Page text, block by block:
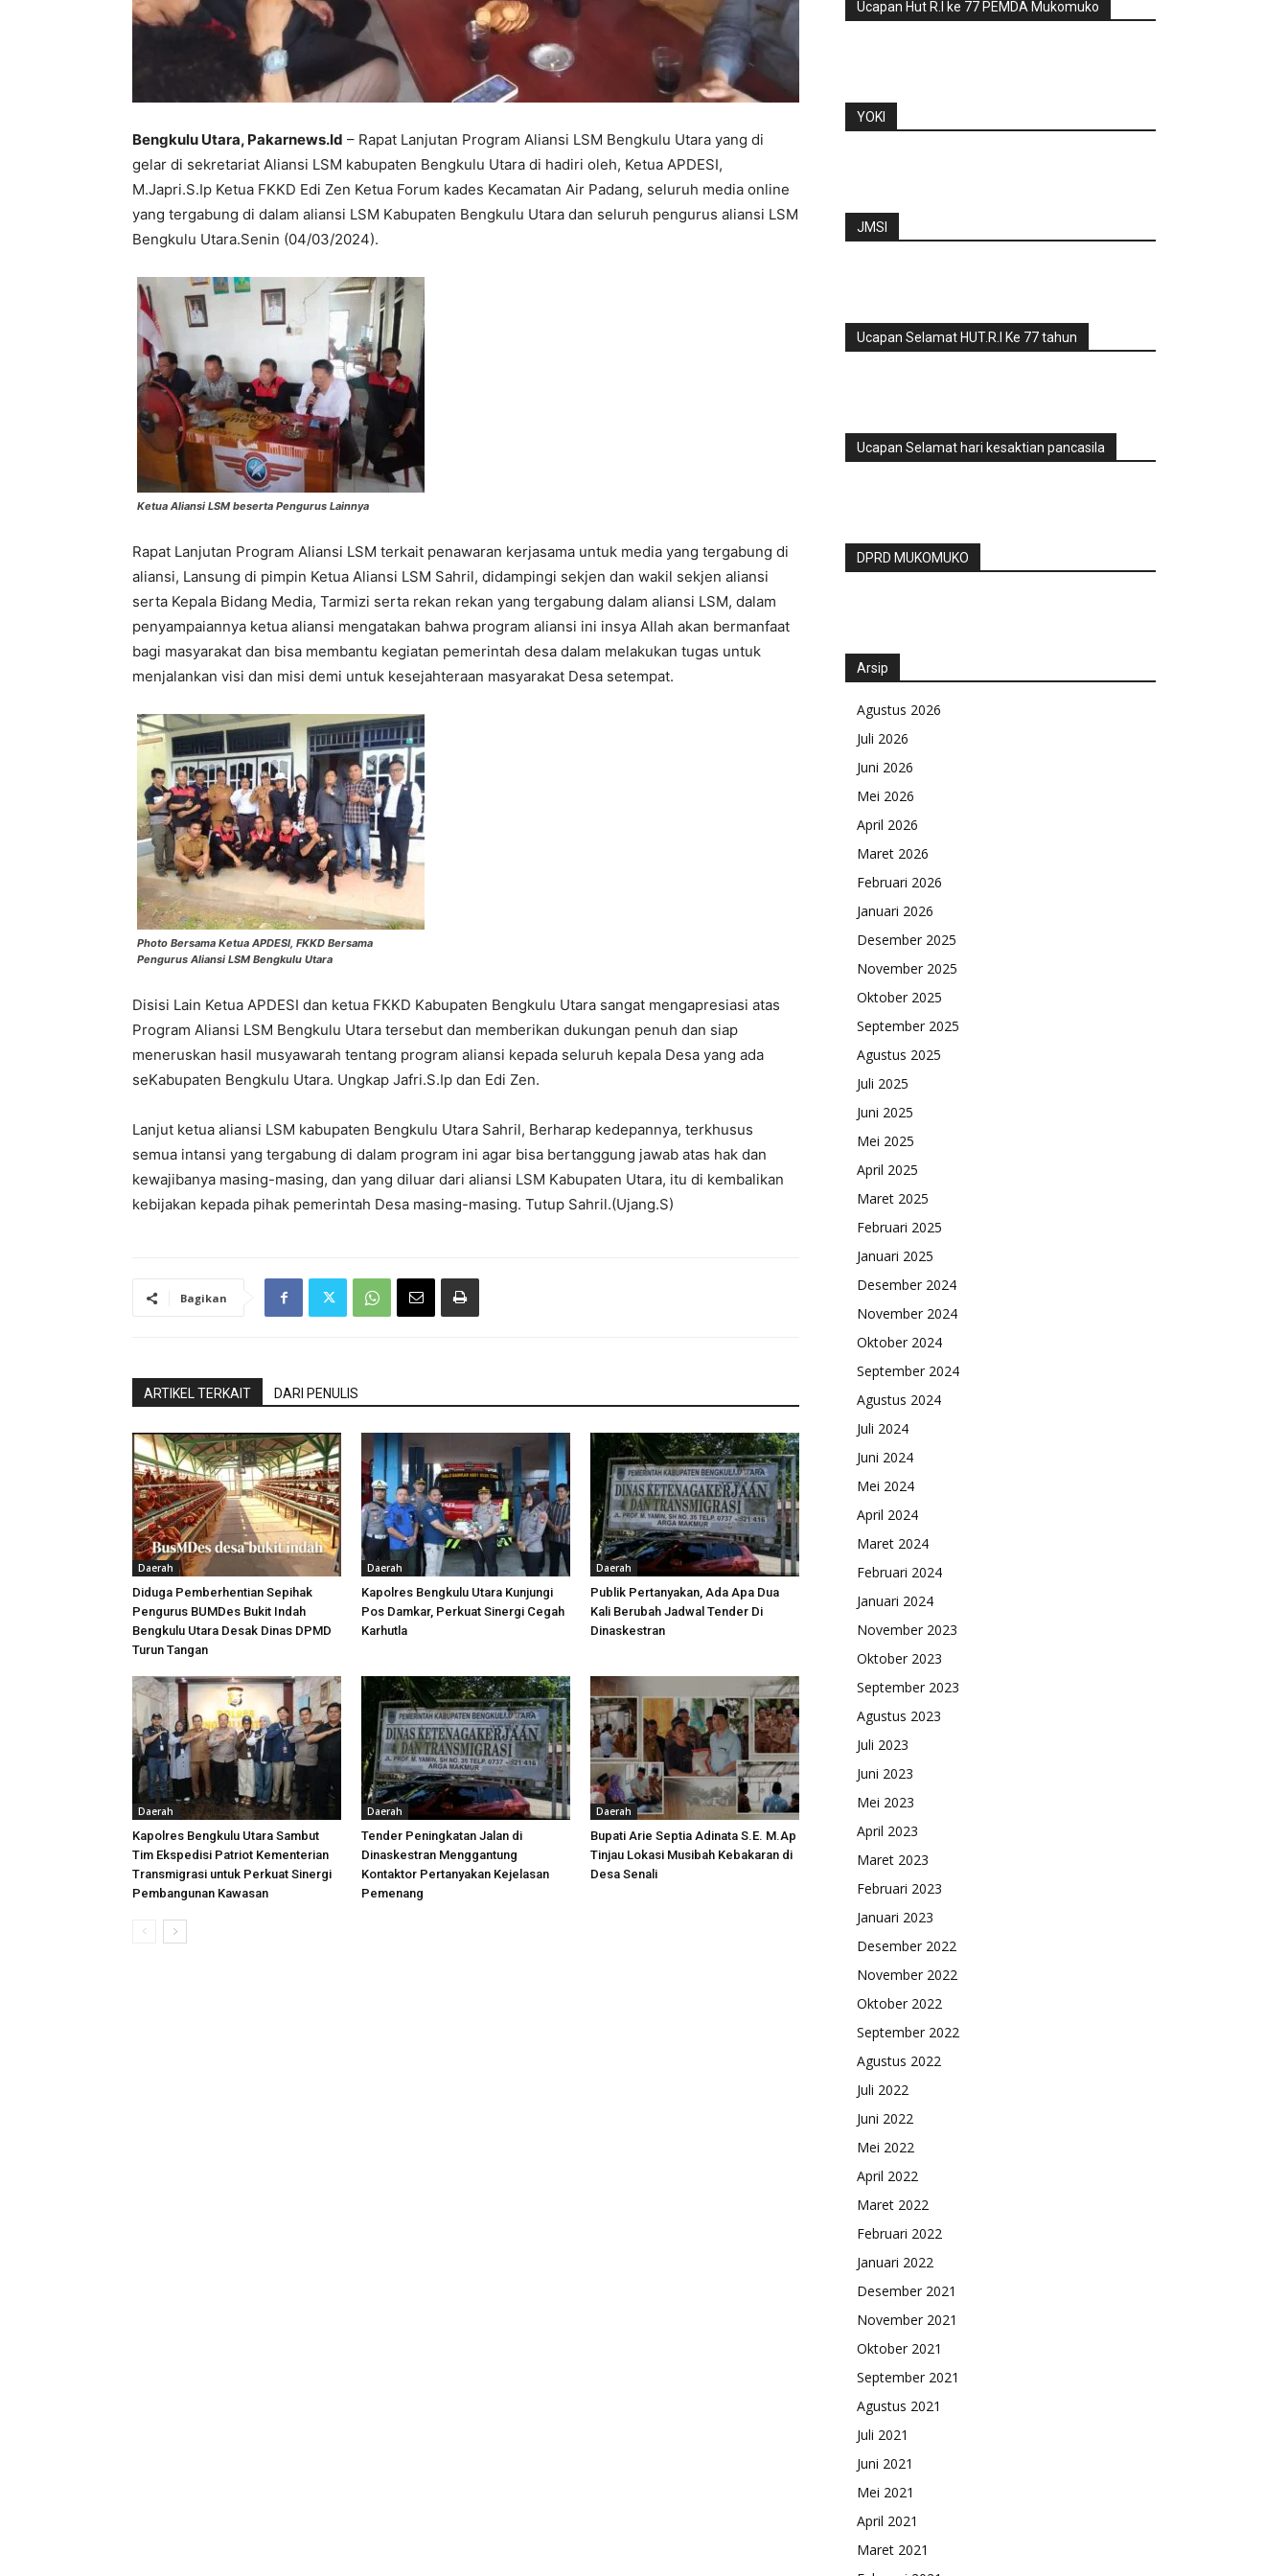
Bengkulu Utara, Pakarnews.Id – Rapat Lanjutan Program Aliansi LSM Bengkulu Utara yang di
gelar di sekretariat Aliansi LSM kabupaten Bengkulu Utara di hadiri oleh, Ketua APDESI,
M.Japri.S.Ip Ketua FKKD Edi Zen Ketua Forum kades Kecamatan Air Padang, seluruh media online
yang tergabung di dalam aliansi LSM Kabupaten Bengkulu Utara dan seluruh pengurus aliansi LSM
Bengkulu Utara.Senin (04/03/2024).
Ketua Aliansi LSM beserta Pengurus Lainnya
Rapat Lanjutan Program Aliansi LSM terkait penawaran kerjasama untuk media yang tergabung di
aliansi, Lansung di pimpin Ketua Aliansi LSM Sahril, didampingi sekjen dan wakil sekjen aliansi
serta Kepala Bidang Media, Tarmizi serta rekan rekan yang tergabung dalam aliansi LSM, dalam
penyampaiannya ketua aliansi mengatakan bahwa program aliansi ini insya Allah akan bermanfaat
bagi masyarakat dan bisa membantu kegiatan pemerintah desa dalam melakukan tugas untuk
menjalankan visi dan misi demi untuk kesejahteraan masyarakat Desa setempat.
Photo Bersama Ketua APDESI, FKKD Bersama
Pengurus Aliansi LSM Bengkulu Utara
Disisi Lain Ketua APDESI dan ketua FKKD Kabupaten Bengkulu Utara sangat mengapresiasi atas
Program Aliansi LSM Bengkulu Utara tersebut dan memberikan dukungan penuh dan siap
meneruskan hasil musyawarah tentang program aliansi kepada seluruh kepala Desa yang ada
seKabupaten Bengkulu Utara. Ungkap Jafri.S.Ip dan Edi Zen.
Lanjut ketua aliansi LSM kabupaten Bengkulu Utara Sahril, Berharap kedepannya, terkhusus
semua intansi yang tergabung di dalam program ini agar bisa bertanggung jawab atas hak dan
kewajibanya masing-masing, dan yang diluar dari aliansi LSM Kabupaten Utara, itu di kembalikan
kebijakan kepada pihak pemerintah Desa masing-masing. Tutup Sahril.(Ujang.S)
Bagikan
ARTIKEL TERKAIT DARI PENULIS
Daerah
Diduga Pemberhentian Sepihak
Pengurus BUMDes Bukit Indah
Bengkulu Utara Desak Dinas DPMD
Turun Tangan
Daerah
Kapolres Bengkulu Utara Kunjungi
Pos Damkar, Perkuat Sinergi Cegah
Karhutla
Daerah
Publik Pertanyakan, Ada Apa Dua
Kali Berubah Jadwal Tender Di
Dinaskestran
Daerah
Kapolres Bengkulu Utara Sambut
Tim Ekspedisi Patriot Kementerian
Transmigrasi untuk Perkuat Sinergi
Pembangunan Kawasan
Daerah
Tender Peningkatan Jalan di
Dinaskestran Menggantung
Kontaktor Pertanyakan Kejelasan
Pemenang
Daerah
Bupati Arie Septia Adinata S.E. M.Ap
Tinjau Lokasi Musibah Kebakaran di
Desa Senali
Ucapan Hut R.I ke 77 PEMDA Mukomuko
YOKI
JMSI
Ucapan Selamat HUT.R.I Ke 77 tahun
Ucapan Selamat hari kesaktian pancasila
DPRD MUKOMUKO
Arsip
Agustus 2026
Juli 2026
Juni 2026
Mei 2026
April 2026
Maret 2026
Februari 2026
Januari 2026
Desember 2025
November 2025
Oktober 2025
September 2025
Agustus 2025
Juli 2025
Juni 2025
Mei 2025
April 2025
Maret 2025
Februari 2025
Januari 2025
Desember 2024
November 2024
Oktober 2024
September 2024
Agustus 2024
Juli 2024
Juni 2024
Mei 2024
April 2024
Maret 2024
Februari 2024
Januari 2024
November 2023
Oktober 2023
September 2023
Agustus 2023
Juli 2023
Juni 2023
Mei 2023
April 2023
Maret 2023
Februari 2023
Januari 2023
Desember 2022
November 2022
Oktober 2022
September 2022
Agustus 2022
Juli 2022
Juni 2022
Mei 2022
April 2022
Maret 2022
Februari 2022
Januari 2022
Desember 2021
November 2021
Oktober 2021
September 2021
Agustus 2021
Juli 2021
Juni 2021
Mei 2021
April 2021
Maret 2021